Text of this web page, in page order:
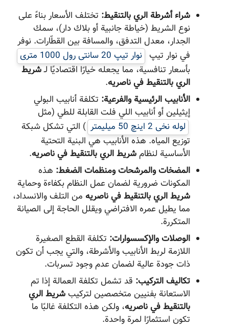
شراء أشرطة الري بالتنقيط: تختلف الأسعار بناءً على
نوع الشريط (خياطة جانبية أو بلاك دار)، سمك
الجدار، معدل التدفق، والمسافة بين القطّارات. نوفر
في نوار تیپ نوار تیپ 20 سانتی رول 1000 متری
بأسعار تنافسية، مما يجعله خيارًا اقتصاديًا لـشريط
الري بالتنقيط في ناصریه.
الأنابيب الرئيسية والفرعية: تكلفة أنابيب البولي
إيثيلين أو أنابيب اللي فلت القابلة للطي (مثل
لوله نخی 2 اینچ 50 میلیمتر
) التي تشكل شبكة
توزيع المياه. هذه الأنابيب هي البنية التحتية
الأساسية لنظامشريط الري بالتنقيط في ناصریه.
المضخات والمرشحات ومنظمات الضغط: هذه
المكونات ضرورية لضمان عمل النظام بكفاءة وحماية
شريط الري بالتنقيط في ناصریه من التلف والانسداد،
مما يطيل عمره الافتراضي ويقلل الحاجة إلى الصيانة
المتكررة.
الوصلات والإكسسوارات: تكلفة القطع الصغيرة
اللازمة لربط الأنابيب والأشرطة، والتي يجب أن تكون
ذات جودة عالية لضمان عدم وجود تسربات.
تكاليف التركيب: قد تشمل تكلفة العمالة إذا تم
الاستعانة بفنيين متخصصين لتركيبشريط الري
بالتنقيط في ناصریه، ولكن هذه التكلفة غالبًا ما
تكون استثمارًا لمرة واحدة.